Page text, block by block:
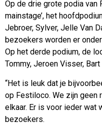
Op de drie grote podia van
mainstage’, het
Jebroer, Sylver, Jelle Van
bezoekers worden er
Op het derde podium, de
Tommy, Jeroen Visser,
“Het is leuk dat je
op Festiloco. We zijn geen
elkaar. Er is voor ieder wat
bezoekers.